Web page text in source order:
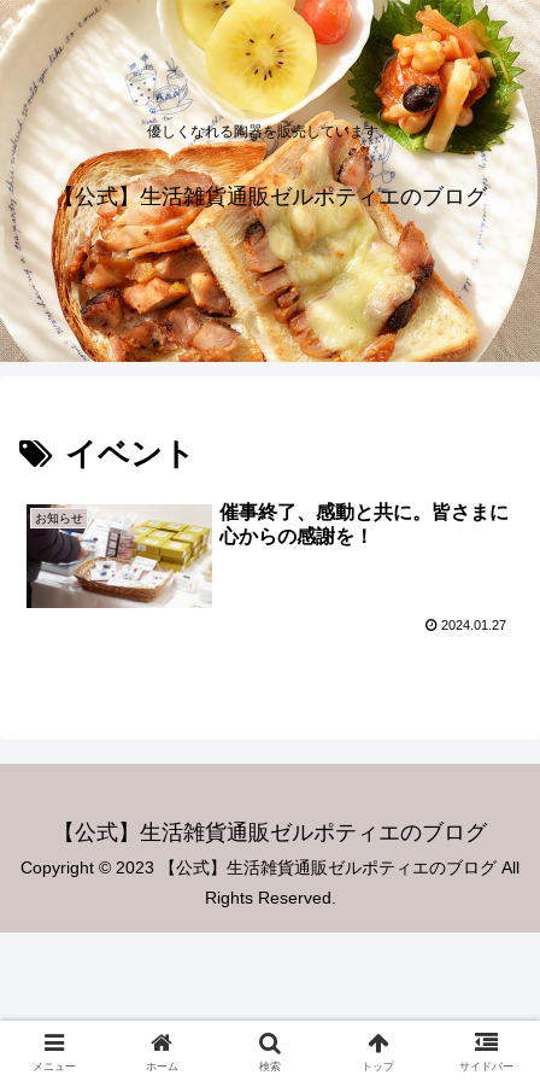
優しくなれる陶器を販売しています。
【公式】生活雑貨通販ゼルポティエのブログ
イベント
お知らせ
催事終了、感動と共に。皆さまに
心からの感謝を！
2024.01.27
【公式】生活雑貨通販ゼルポティエのブログ
Copyright © 2023 【公式】生活雑貨通販ゼルポティエのブログ All
Rights Reserved.
メニュー ホーム 検索 トップ サイドバー